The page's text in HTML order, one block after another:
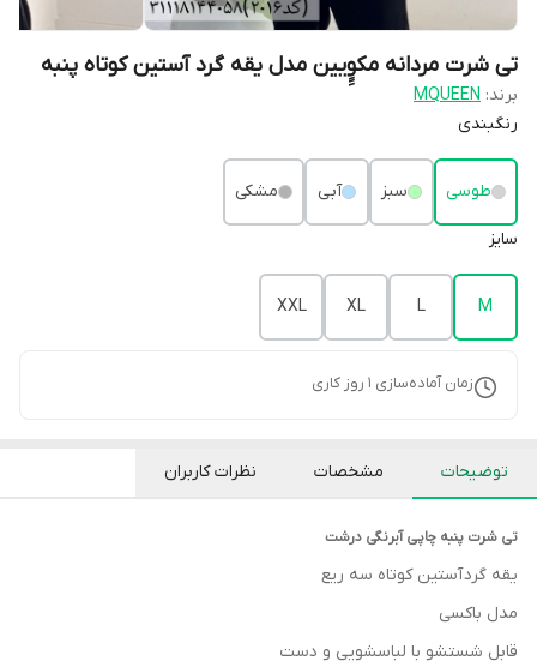
تی شرت مردانه مکوِِِیین مدل یقه گرد آستین کوتاه پنبه
برند: MQUEEN
رنگبندی
طوسی سبز آبی مشکی
سایز
M
L
XL
XXL
زمان آماده‌سازی 1 روز کاری
توضیحات مشخصات نظرات کاربران
تی شرت پنبه چاپی آبرنگی درشت
یقه گرد آستین کوتاه سه ریع
مدل باکسی
قابل شستشو با لباسشویی و دست